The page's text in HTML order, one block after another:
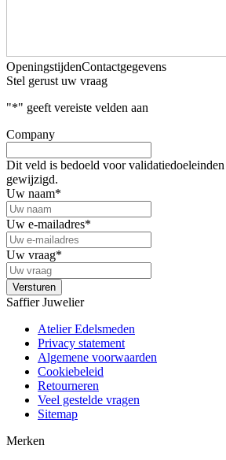
OpeningstijdenContactgegevens
Stel gerust uw vraag
"*" geeft vereiste velden aan
Company
Dit veld is bedoeld voor
gewijzigd.
Uw naam*
Uw e-mailadres*
Uw vraag*
Saffier Juwelier
Atelier Edelsmeden
Privacy statement
Algemene voorwaarden
Cookiebeleid
Retourneren
Veel gestelde vragen
Sitemap
Merken